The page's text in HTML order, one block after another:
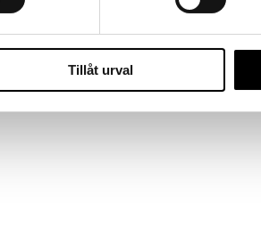
Tillåt urval